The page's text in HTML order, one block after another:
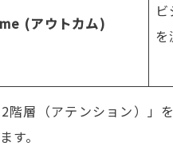
(アウトカム)
を
2階層（アテンション）」
す。